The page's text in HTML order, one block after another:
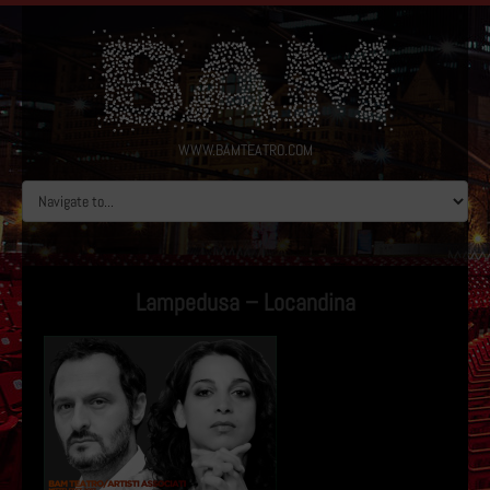
WWW.BAMTEATRO.COM
Lampedusa – Locandina